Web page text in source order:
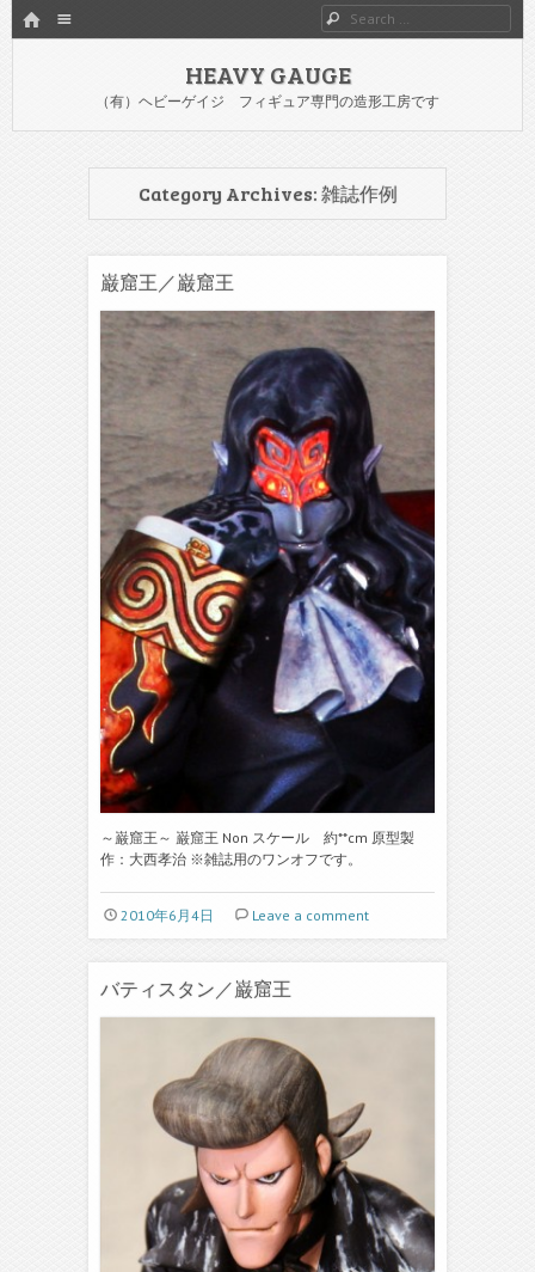
HOME Search
HEAVY GAUGE
（有）ヘビーゲイジ フィギュア専門の造形工房です
Category Archives:雑誌作例
巌窟王／巌窟王
～巌窟王～ 巌窟王 Non スケール 約**cm 原型製
作：大西孝治 ※雑誌用のワンオフです。
2010年6月4日 Leave a comment
バティスタン／巌窟王